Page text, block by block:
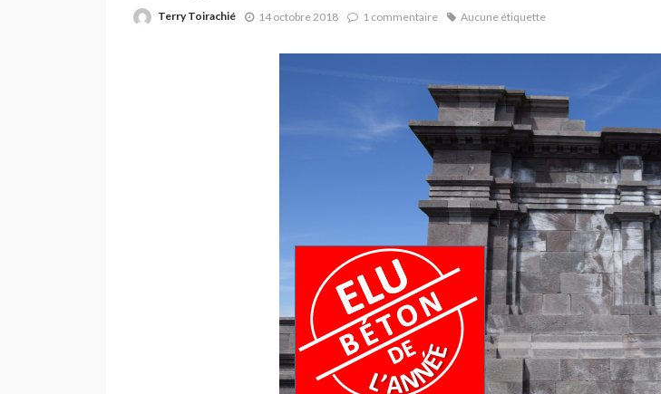
Terry Toirachié 14 octobre 2018 1 commentaire Aucune étiquette